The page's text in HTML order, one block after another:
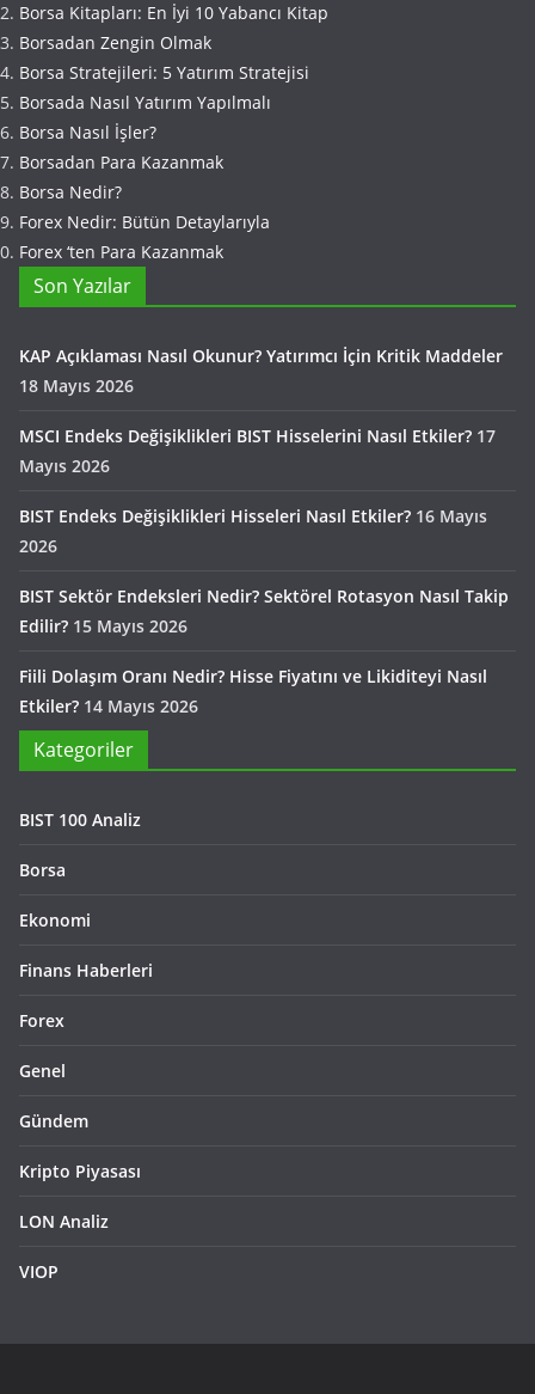
Borsa Kitapları: En İyi 10 Yabancı Kitap
Borsadan Zengin Olmak
Borsa Stratejileri: 5 Yatırım Stratejisi
Borsada Nasıl Yatırım Yapılmalı
Borsa Nasıl İşler?
Borsadan Para Kazanmak
Borsa Nedir?
Forex Nedir: Bütün Detaylarıyla
Forex ‘ten Para Kazanmak
Son Yazılar
KAP Açıklaması Nasıl Okunur? Yatırımcı İçin Kritik Maddeler
18 Mayıs 2026
MSCI Endeks Değişiklikleri BIST Hisselerini Nasıl Etkiler? 17
Mayıs 2026
BIST Endeks Değişiklikleri Hisseleri Nasıl Etkiler? 16 Mayıs
2026
BIST Sektör Endeksleri Nedir? Sektörel Rotasyon Nasıl Takip
Edilir? 15 Mayıs 2026
Fiili Dolaşım Oranı Nedir? Hisse Fiyatını ve Likiditeyi Nasıl
Etkiler? 14 Mayıs 2026
Kategoriler
BIST 100 Analiz
Borsa
Ekonomi
Finans Haberleri
Forex
Genel
Gündem
Kripto Piyasası
LON Analiz
VIOP